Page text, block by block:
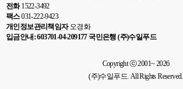
전화1522-3492
팩스031-222-9423
개인정보관리책임자오경화
입금안내: 603701-04-209177 국민은행 (주)수일푸드
Copyright ⓒ 2001~ 2026
(주)수일푸드. All Rights Reserved.